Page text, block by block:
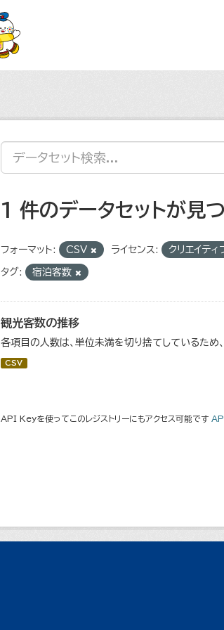
1 件のデータセットが見
フォーマット: CSV ライセンス: クリエイティ
タグ: 宿泊客数
観光客数の推移
各項目の人数は、単位未満を切り捨てしているた
CSV
API Keyを使ってこのレジストリーにもアクセス可能です